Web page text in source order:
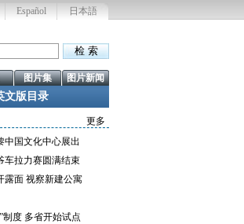
日本語
Español
图片新闻
图片集
文版目录
更多
中国文化中心展出
车拉力赛圆满结束
露面 视察新建公寓
制度 多省开始试点